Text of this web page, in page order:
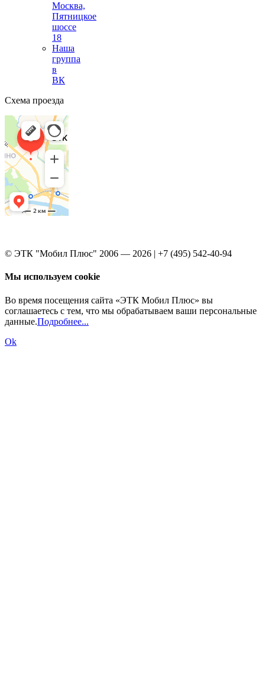
Москва,
Пятницкое
шоссе
18
Наша
группа
в
ВК
Схема проезда
© ЭТК "Мобил Плюс" 2006 — 2026 | +7 (495) 542-40-94
Мы используем cookie
Во время посещения сайта «ЭТК Мобил Плюс» вы
соглашаетесь с тем, что мы обрабатываем ваши персональные
данные.Подробнее...
Ok